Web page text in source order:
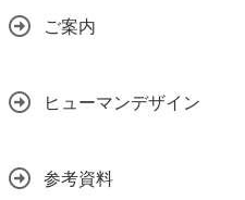
ご案内
ヒューマンデザイン
参考資料